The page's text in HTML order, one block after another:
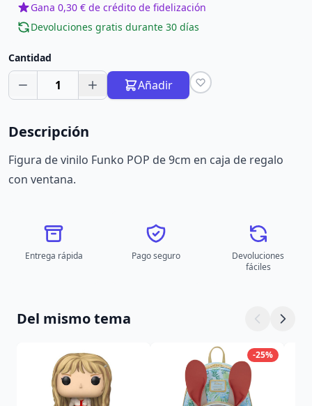
Gana 0,30 € de crédito de fidelización
Devoluciones gratis durante 30 días
Cantidad
1 Añadir
Descripción
Figura de vinilo Funko POP de 9cm en caja de regalo
con ventana.
Entrega rápida Pago seguro
Devoluciones
fáciles
Del mismo tema
-25%